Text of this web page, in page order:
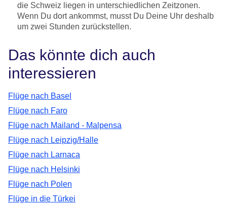
die Schweiz liegen in unterschiedlichen Zeitzonen.
Wenn Du dort ankommst, musst Du Deine Uhr deshalb
um zwei Stunden zurückstellen.
Das könnte dich auch
interessieren
Flüge nach Basel
Flüge nach Faro
Flüge nach Mailand - Malpensa
Flüge nach Leipzig/Halle
Flüge nach Larnaca
Flüge nach Helsinki
Flüge nach Polen
Flüge in die Türkei